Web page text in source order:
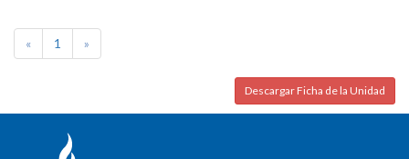
« 1 »
Descargar Ficha de la Unidad